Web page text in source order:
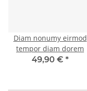
Diam nonumy eirmod
tempor diam dorem
49,90 € *